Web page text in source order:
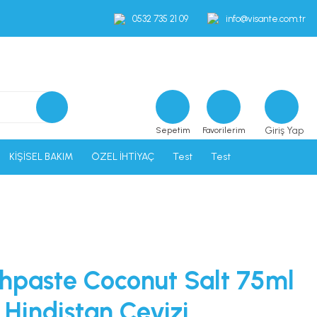
0532 735 21 09 info@visante.com.tr
Sepetim Favorilerim Giriş Yap
KİŞİSEL BAKIM ÖZEL İHTİYAÇ Test Test
Coconut Salt 75ml